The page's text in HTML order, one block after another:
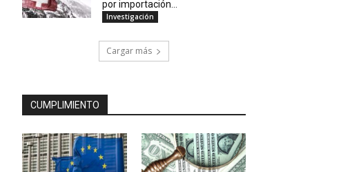
por importación...
Investigación
Cargar más
CUMPLIMIENTO